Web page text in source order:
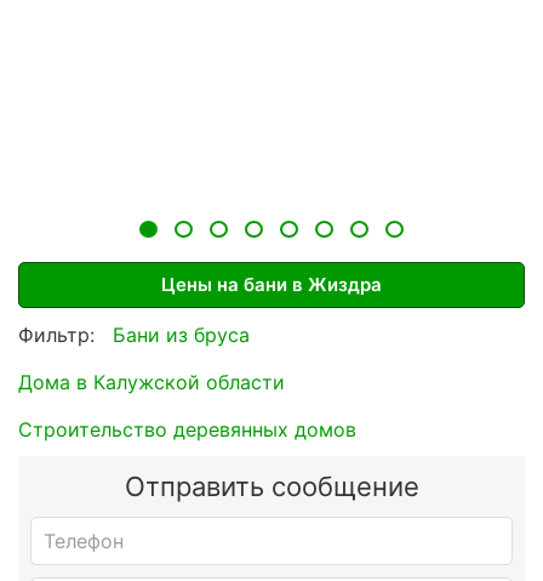
Цены на бани в Жиздра
Фильтр:
Бани из бруса
Дома в Калужской области
Строительство деревянных домов
Отправить сообщение